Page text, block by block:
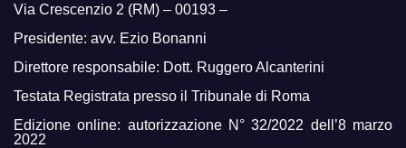
Via Crescenzio 2 (RM) – 00193 –
Presidente: avv. Ezio Bonanni
Direttore responsabile: Dott. Ruggero Alcanterini
Testata Registrata presso il Tribunale di Roma
Edizione online: autorizzazione N° 32/2022 dell’8 marzo
2022